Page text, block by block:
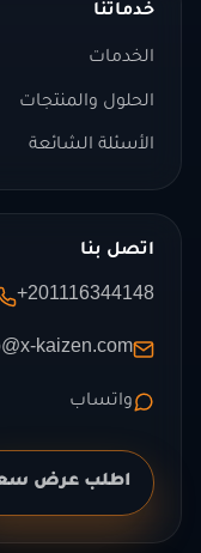
خدماتنا
الخدمات
الحلول والمنتجات
الأسئلة الشائعة
اتصل بنا
+201116344148
kaizen.com
واتساب
اطلب عرض